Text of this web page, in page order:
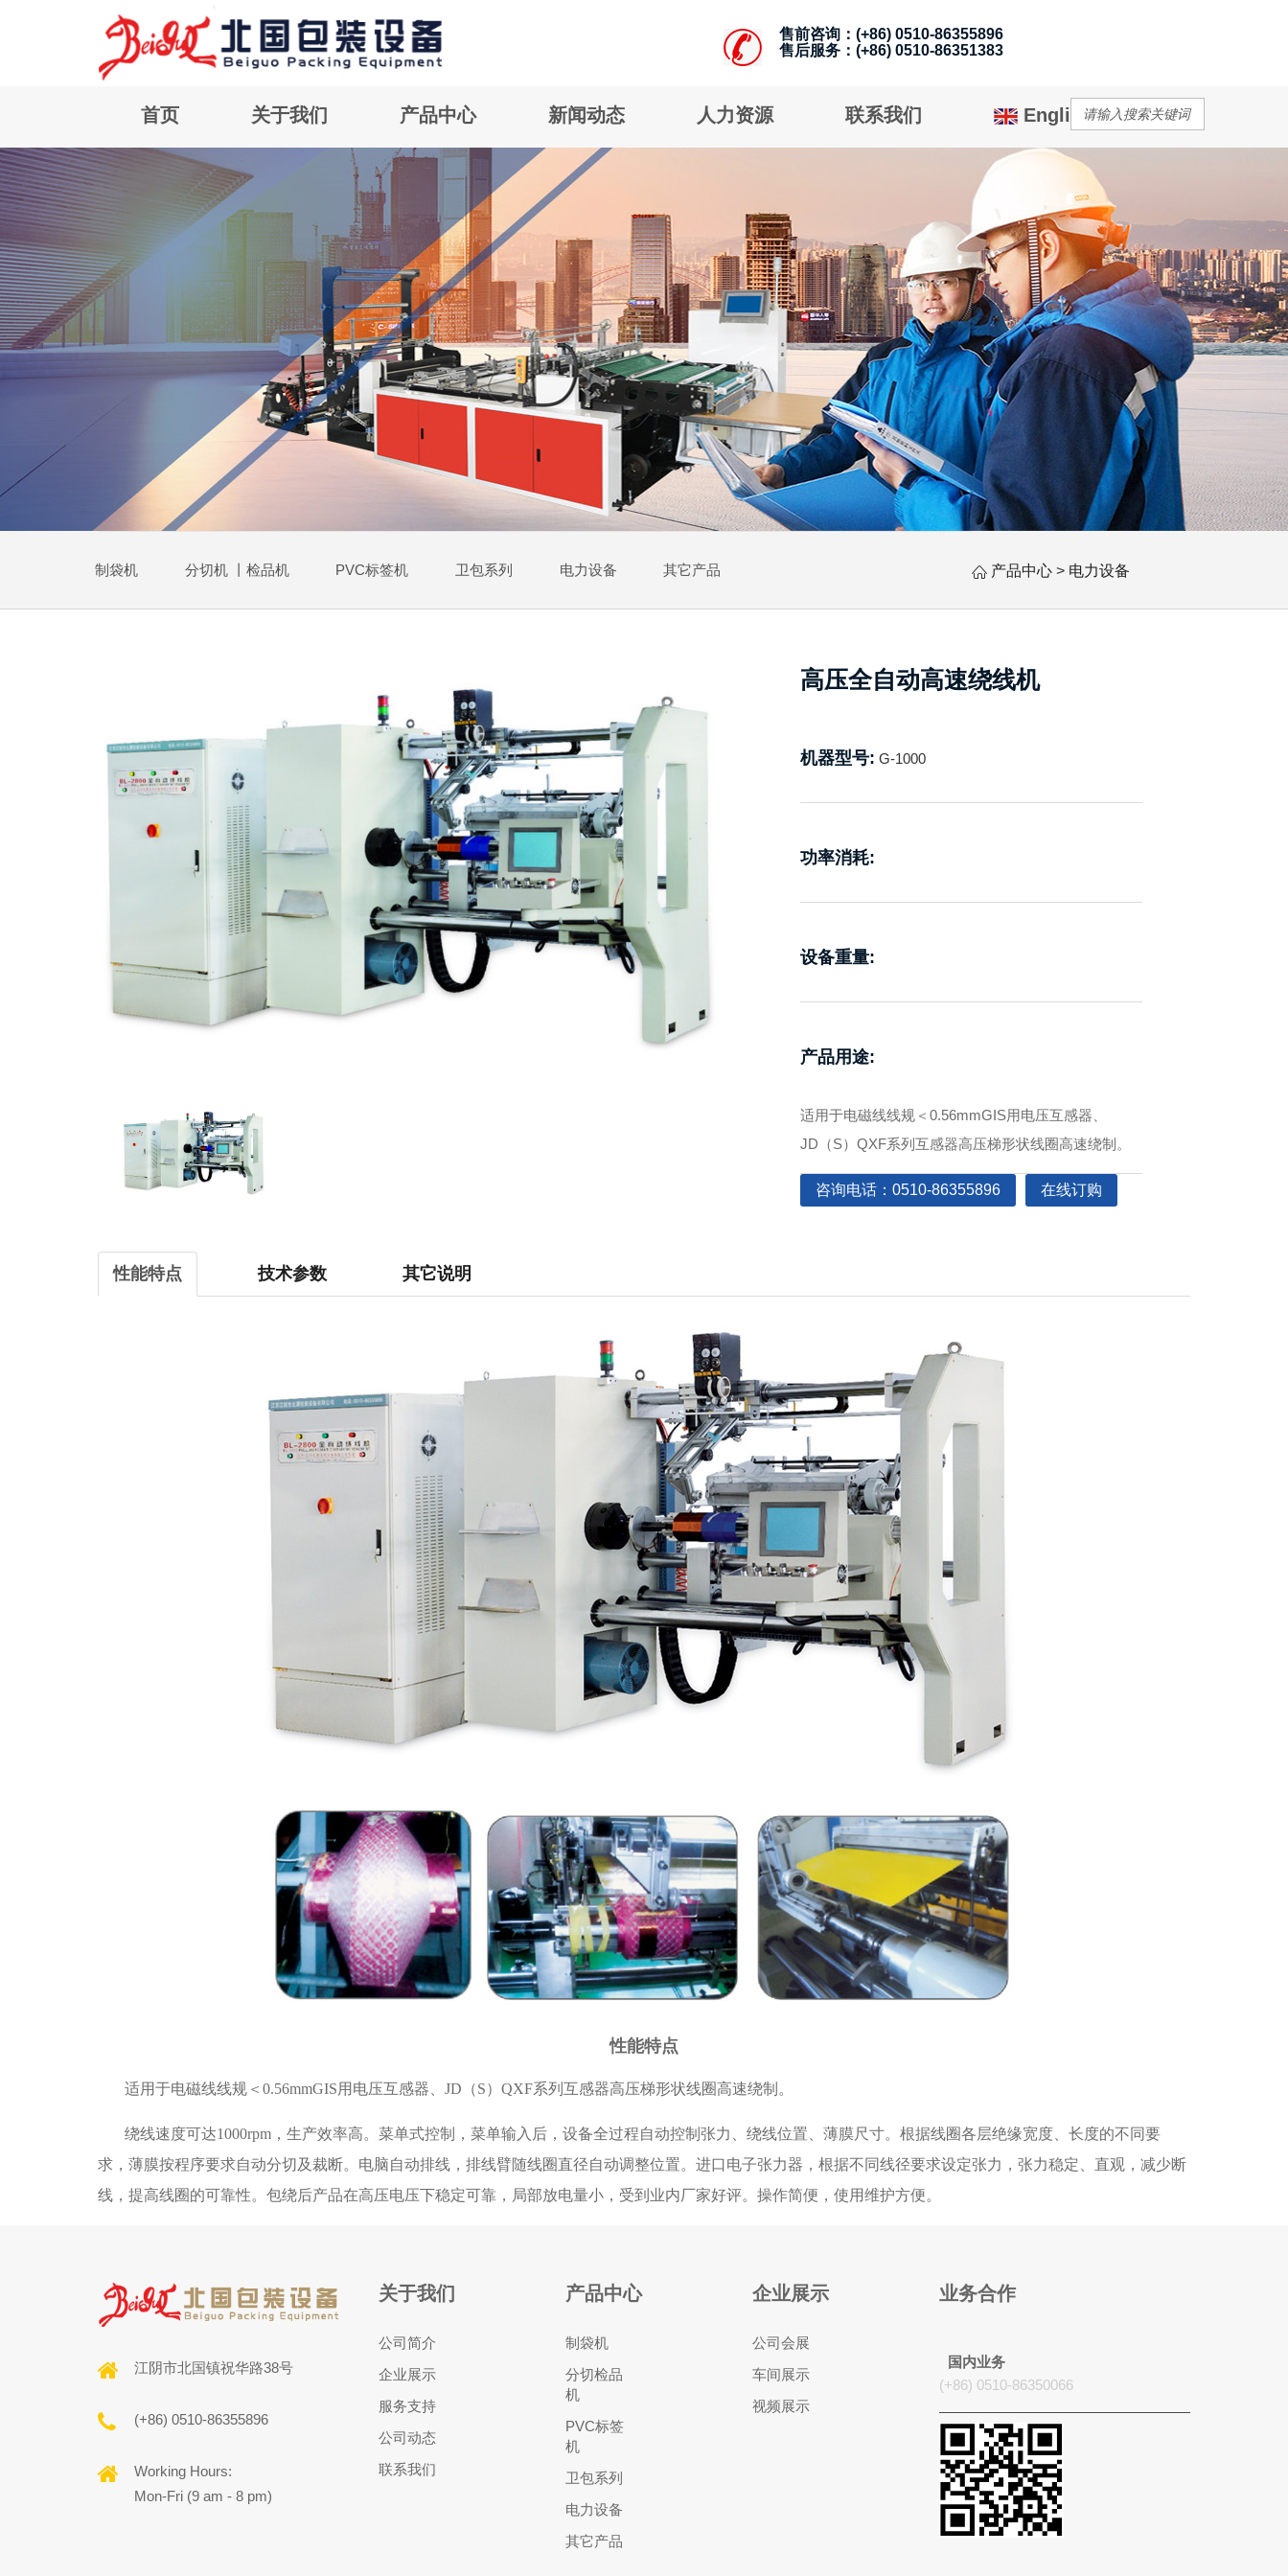
售前咨询：(+86) 0510-86355896
售后服务：(+86) 0510-86351383
首页 关于我们 产品中心 新闻动态 人力资源 联系我们 English
制袋机 分切机 丨检品机 PVC标签机 卫包系列 电力设备 其它产品 产品中心 > 电力设备
高压全自动高速绕线机
机器型号: G-1000
功率消耗:
设备重量:
产品用途:
适用于电磁线线规＜0.56mmGIS用电压互感器、
JD（S）QXF系列互感器高压梯形状线圈高速绕制。
咨询电话：0510-86355896 在线订购
性能特点 技术参数 其它说明
性能特点
适用于电磁线线规＜ 0.56mmGIS用电压互感器、JD（S）QXF系列互感器高压梯形状线圈高速绕制。
绕线速度可达1000rpm，生产效率高。菜单式控制，菜单输入后，设备全过程自动控制张力、绕线位置、薄膜尺寸。根据线圈各层绝缘宽度、长度的不同要
求，薄膜按程序要求自动分切及裁断。电脑自动排线，排线臂随线圈直径自动调整位置。进口电子张力器，根据不同线径要求设定张力，张力稳定、直观，减少断
线，提高线圈的可靠性。包绕后产品在高压电压下稳定可靠，局部放电量小，受到业内厂家好评。操作简便，使用维护方便。
江阴市北国镇祝华路38号
(+86) 0510-86355896
Working Hours:
Mon-Fri (9 am - 8 pm)
关于我们
公司简介
企业展示
服务支持
公司动态
联系我们
产品中心
制袋机
分切检品
机
PVC标签
机
卫包系列
电力设备
其它产品
企业展示
公司会展
车间展示
视频展示
业务合作
国内业务
(+86) 0510-86350066